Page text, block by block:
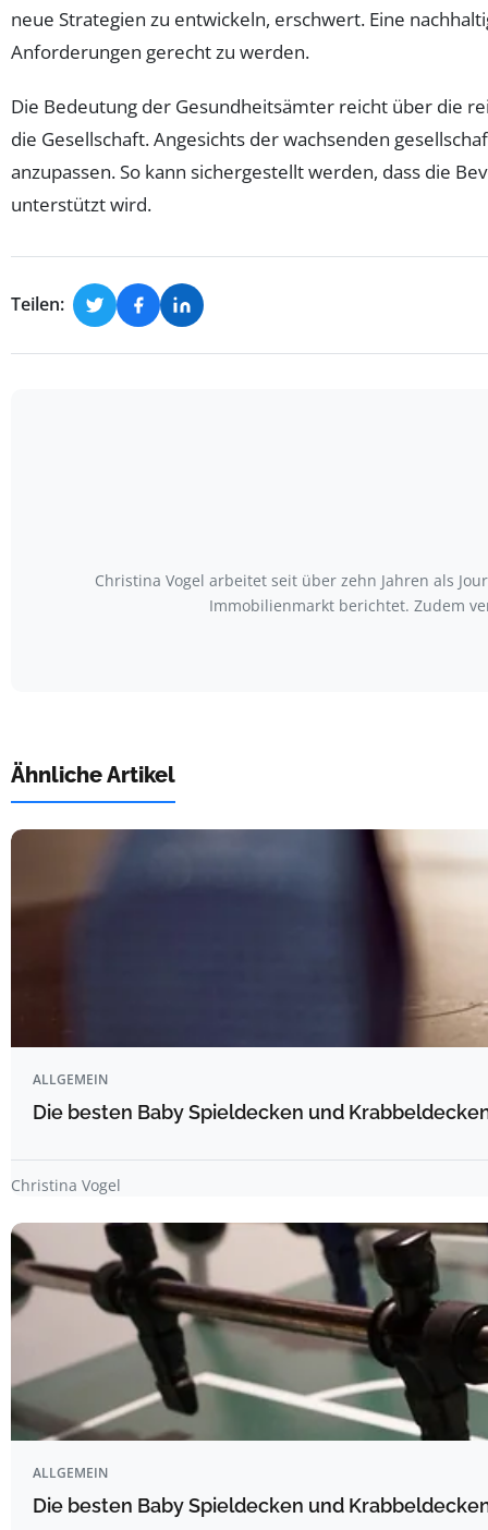
neue Strategien zu entwickeln, erschwert. Eine
Anforderungen gerecht zu werden.
Die Bedeutung der Gesundheitsämter reicht über die
die Gesellschaft. Angesichts der wachsenden
anzupassen. So kann sichergestellt werden, dass die
unterstützt wird.
Teilen:
Christina Vogel arbeitet seit über zehn Jahren als
Immobilienmarkt berichtet. Zudem
Ähnliche Artikel
ALLGEMEIN
Die besten Baby Spieldecken und
Christina Vogel
ALLGEMEIN
Die besten Baby Spieldecken und